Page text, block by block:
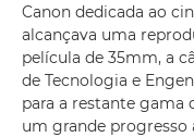
Canon dedicada ao
alcançava uma
película de 35mm, a
de Tecnologia e
para a restante gama
um grande progresso